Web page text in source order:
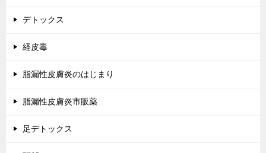
デトックス
経皮毒
脂漏性皮膚炎のはじまり
脂漏性皮膚炎市販薬
足デトックス